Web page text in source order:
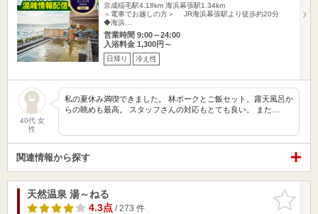
京成稲毛駅4.18km 海浜幕張駅1.34km
＜電車でお越しの方＞ JR海浜幕張駅より徒歩約20分
◆海浜…
営業時間 9:00～24:00
入浴料金 1,300円～
日帰り 冷え性
40代 女
性
私の夏休み満喫できました。 林ポークとご飯セット。露天風呂か
らの眺めも最高。 スタッフさんの対応もとても良い。 また…
関連情報から探す
お気に入
りに追加
天然温泉 湯～ねる
4.3点/ 273 件